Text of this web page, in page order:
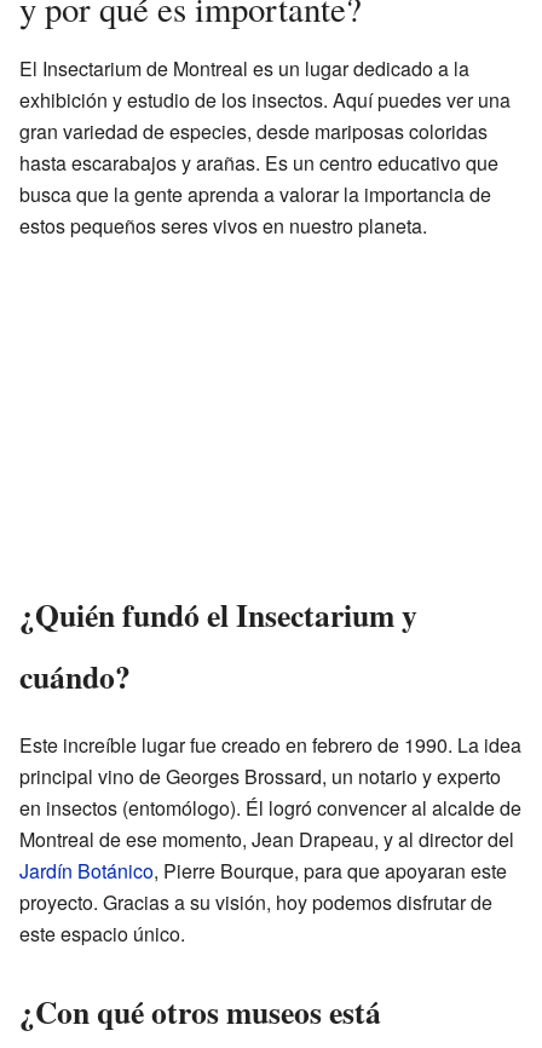
El Insectarium de Montreal es un lugar dedicado a la
exhibición y estudio de los insectos. Aquí puedes ver una
gran variedad de especies, desde mariposas coloridas
hasta escarabajos y arañas. Es un centro educativo que
busca que la gente aprenda a valorar la importancia de
estos pequeños seres vivos en nuestro planeta.
¿Quién fundó el Insectarium y
cuándo?
Este increíble lugar fue creado en febrero de 1990. La idea
principal vino de Georges Brossard, un notario y experto
en insectos (entomólogo). Él logró convencer al alcalde de
Montreal de ese momento, Jean Drapeau, y al director del
Jardín Botánico, Pierre Bourque, para que apoyaran este
proyecto. Gracias a su visión, hoy podemos disfrutar de
este espacio único.
¿Con qué otros museos está